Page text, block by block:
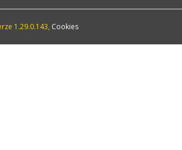
1.29.0.143, Cookies